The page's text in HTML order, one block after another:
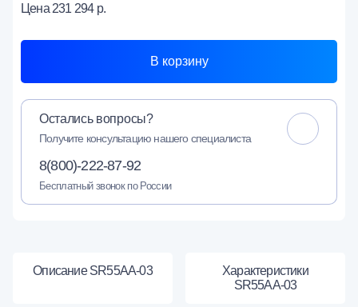
Цена 231 294 р.
В корзину
Остались вопросы?
Получите консультацию нашего специалиста
8(800)-222-87-92
Бесплатный звонок по России
Описание SR55AA-03
Характеристики
SR55AA-03